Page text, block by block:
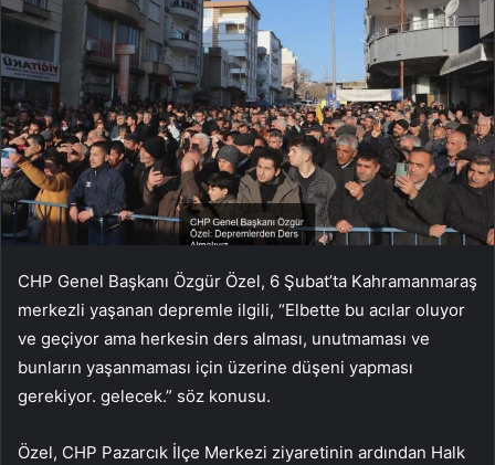
CHP Genel Başkanı Özgür Özel, 6 Şubat’ta Kahramanmaraş
merkezli yaşanan depremle ilgili, “Elbette bu acılar oluyor
ve geçiyor ama herkesin ders alması, unutmaması ve
bunların yaşanmaması için üzerine düşeni yapması
gerekiyor. gelecek.” söz konusu.
Özel, CHP Pazarcık İlçe Merkezi ziyaretinin ardından Halk